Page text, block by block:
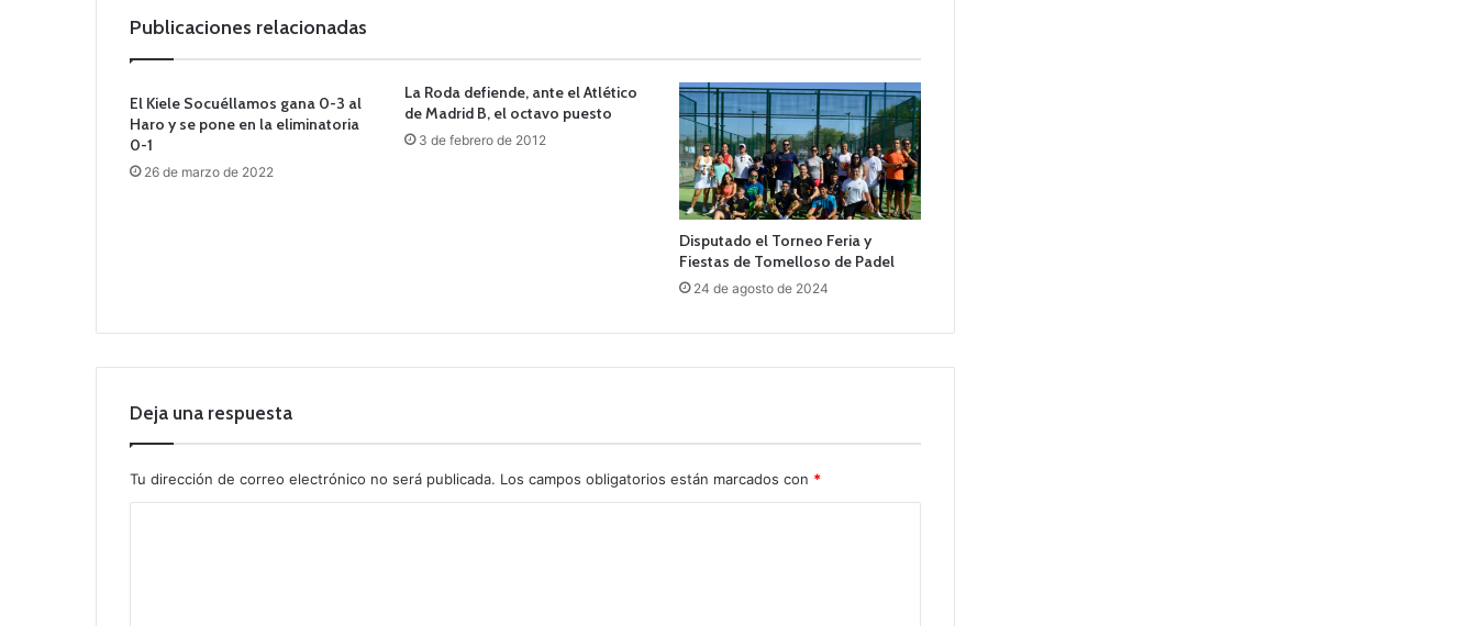
Publicaciones relacionadas
El Kiele Socuéllamos gana 0-3 al
Haro y se pone en la eliminatoria
0-1
26 de marzo de 2022
La Roda defiende, ante el Atlético
de Madrid B, el octavo puesto
3 de febrero de 2012
Disputado el Torneo Feria y
Fiestas de Tomelloso de Padel
24 de agosto de 2024
Deja una respuesta
Tu dirección de correo electrónico no será publicada. Los campos obligatorios están marcados con *